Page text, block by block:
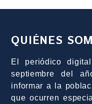
QUIÉNES
El periódico
septiembre del
informar a la
que ocurren